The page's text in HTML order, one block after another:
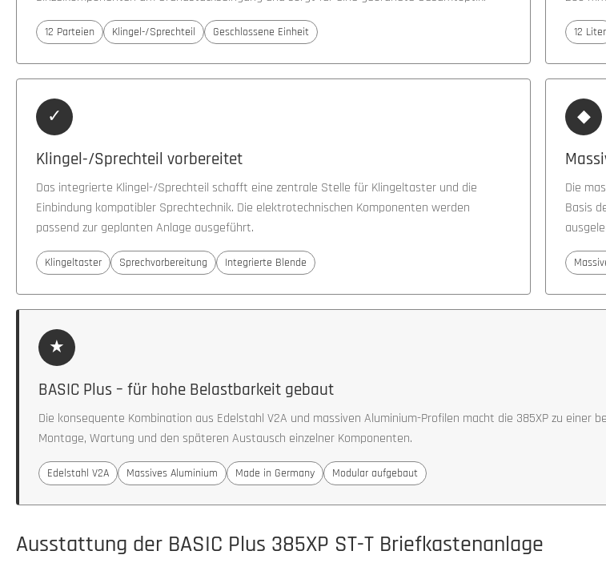
12 Parteien Klingel-/Sprechteil Geschlossene Einheit 12 Liter
✓
Klingel-/Sprechteil vorbereitet
Das integrierte Klingel-/Sprechteil schafft eine zentrale Stelle für Klingeltaster und die
Einbindung kompatibler Sprechtechnik. Die elektrotechnischen Komponenten werden
passend zur geplanten Anlage ausgeführt.
Klingeltaster Sprechvorbereitung Integrierte Blende
◆
Die
Basis
★
BASIC Plus – für hohe Belastbarkeit gebaut
Die konsequente Kombination aus Edelstahl V2A und massiven Aluminium-Profilen macht die 385XP zu
Montage, Wartung und den späteren Austausch einzelner Komponenten.
Edelstahl V2A Massives Aluminium Made in Germany Modular aufgebaut
Ausstattung der BASIC Plus 385XP ST-T Briefkastenanlage